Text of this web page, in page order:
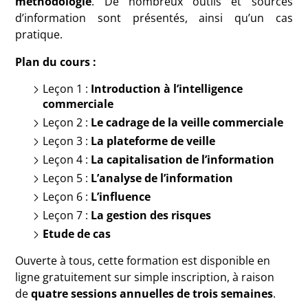
d’information sont présentés, ainsi qu’un cas
pratique.
Plan du cours :
Leçon 1 : Introduction à l’intelligence
commerciale
Leçon 2 : Le cadrage de la veille commerciale
Leçon 3 : La plateforme de veille
Leçon 4 : La capitalisation de l’information
Leçon 5 : L’analyse de l’information
Leçon 6 : L’influence
Leçon 7 : La gestion des risques
Etude de cas
Ouverte à tous, cette formation est disponible en
ligne gratuitement sur simple inscription, à raison
dequatre sessions annuelles de trois semaines.